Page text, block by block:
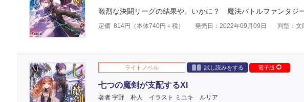
激烈な決闘リーグの結果や、いかに？ 魔法バトルファンタジ
定価 814円（本体740円＋税） 発売日：2022年09月09日 判型：文
ライトノベル 試し読みをする 電子版
七つの魔剣が支配するXI
著者 宇野 朴人 イラスト ミユキ ルリア